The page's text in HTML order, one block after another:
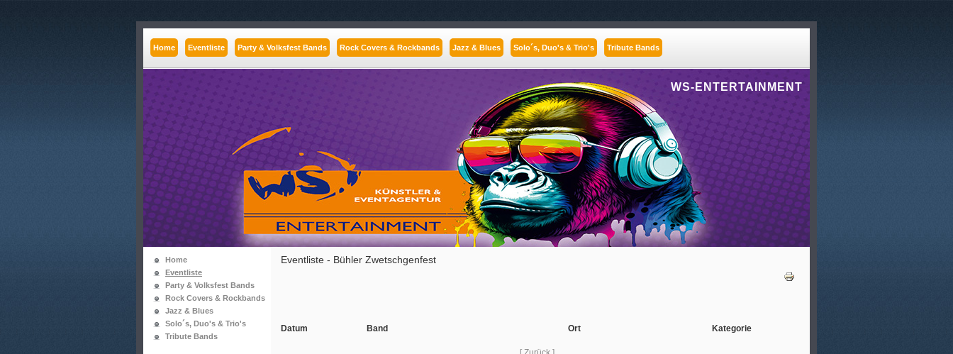
Home Eventliste Party & Volksfest Bands Rock Covers & Rockbands Jazz & Blues Solo´s, Duo's & Trio's Tribute Bands
WS-ENTERTAINMENT
Home
Eventliste
Party & Volksfest Bands
Rock Covers & Rockbands
Jazz & Blues
Solo´s, Duo's & Trio's
Tribute Bands
Eventliste - Bühler Zwetschgenfest
Datum Band Ort Kategorie